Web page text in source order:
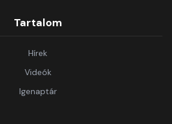
Tartalom
Hírek
Videók
Igenaptár